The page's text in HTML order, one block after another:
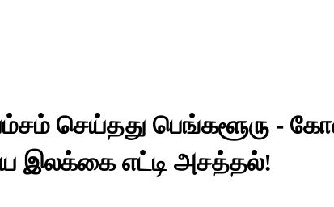
செய்தது பெங்களூரு -
இலக்கை எட்டி அசத்தல்!